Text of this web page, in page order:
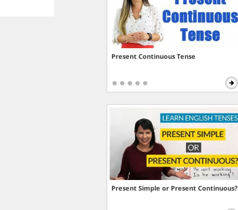
Present Continuous Tense
Present Simple or Present Continuous?